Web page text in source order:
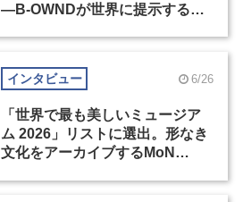
―B-OWNDが世界に提示する美
インタビュー 6/26
「世界で最も美しいミュージア
ム 2026」リストに選出。形なき
文化をアーカイブするMoN